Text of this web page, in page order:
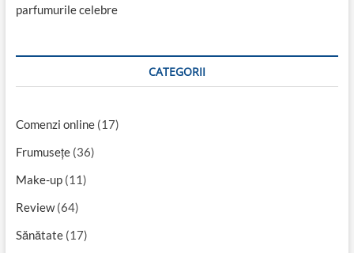
parfumurile celebre
CATEGORII
Comenzi online(17)
Frumusețe(36)
Make-up(11)
Review(64)
Sănătate(17)